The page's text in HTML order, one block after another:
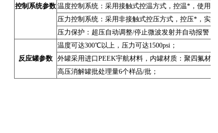
控制系统参数 温度控制系统：采用接触式控温方式，控温*，使用
压力控制系统：采用非接触式控压方式，控压*，实
压力保护：超压自动调整/停止微波发射并自动报警；
反应罐参数
温度可达300℃以上，压力可达1500psi；
外罐采用进口PEEK宇航材料，内罐材质：聚四氟材
高压消解罐批处理量6个样品/批；